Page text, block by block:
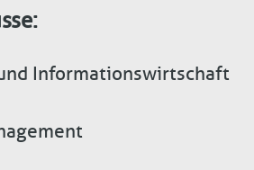
Informationswirtschaft